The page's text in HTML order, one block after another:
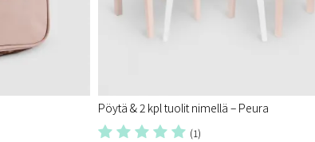
Pöytä & 2 kpl tuolit nimellä – Peura
(1)